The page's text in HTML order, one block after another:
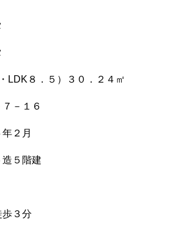
LDK８．５）３０．２４㎡
－１６
２月
５階建
３分